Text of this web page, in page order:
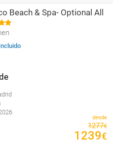
Beach & Spa- Optional All
desde
1277€
1239€